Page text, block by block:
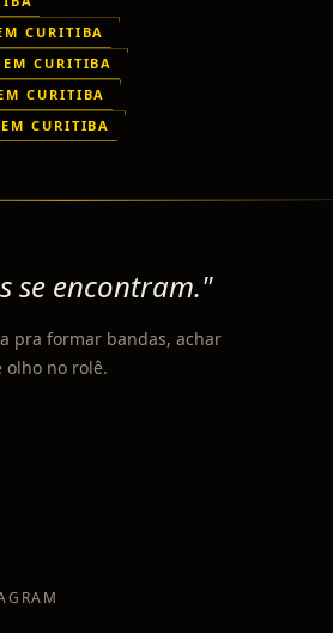
CURITIBA
CURITIBA
CURITIBA
CURITIBA
se encontram."
pra formar bandas, achar
olho no rolê.